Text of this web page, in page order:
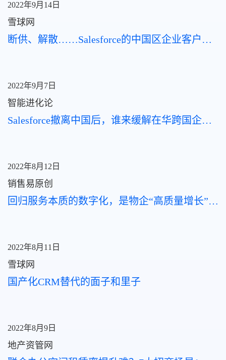
2022年9月14日
雪球网
断供、解散……Salesforce的中国区企业客户该何去何从？
2022年9月7日
智能进化论
Salesforce撤离中国后，谁来缓解在华跨国企业的焦虑？
2022年8月12日
销售易原创
回归服务本质的数字化，是物企“高质量增长”的必由之路
2022年8月11日
雪球网
国产化CRM替代的面子和里子
2022年8月9日
地产资管网